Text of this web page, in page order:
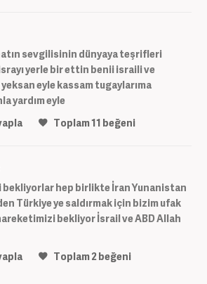
sevgilisinin dünyaya teşrifleri
yerle bir ettin benii israili ve
eyle kassam tugaylarıma
yardım eyle
Toplam11 beğeni
bekliyorlar hep birlikte İran Yunanistan
Türkiye ye saldırmak için bizim ufak
bekliyor İsrail ve ABD Allah
Toplam2beğeni